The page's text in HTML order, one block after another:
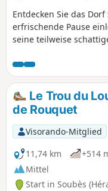
Entdecken Sie das
erfrischende Pause
seine teilweise
das Tal von Salagou
Béals sind
Zeit die Gärten
Nutzen Salasc bis
Wanderung kann je
verboten sein. Schauen
Karte an.
Le Trou du
de Rouquet
Visorando-Mitglied
11,74 km
+514
Mittel
Start in Soubès